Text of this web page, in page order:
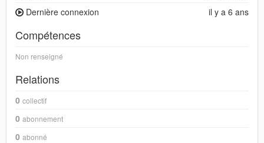
il y a 6 ans
Dernière connexion
Compétences
Non renseigné
Relations
0 collectif
0 abonnement
0 abonné